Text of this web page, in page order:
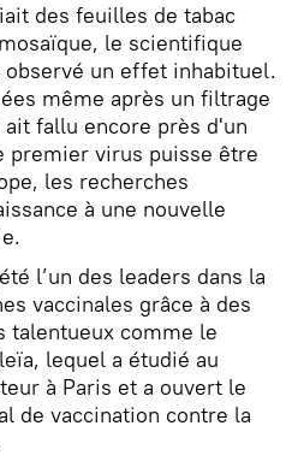
des feuilles de tabac
le scientifique
un effet inhabituel.
même après un filtrage
fallu encore près d'un
premier virus puisse être
les recherches
à une nouvelle
l’un des leaders dans la
vaccinales grâce à des
talentueux comme le
lequel a étudié au
à Paris et a ouvert le
de vaccination contre la